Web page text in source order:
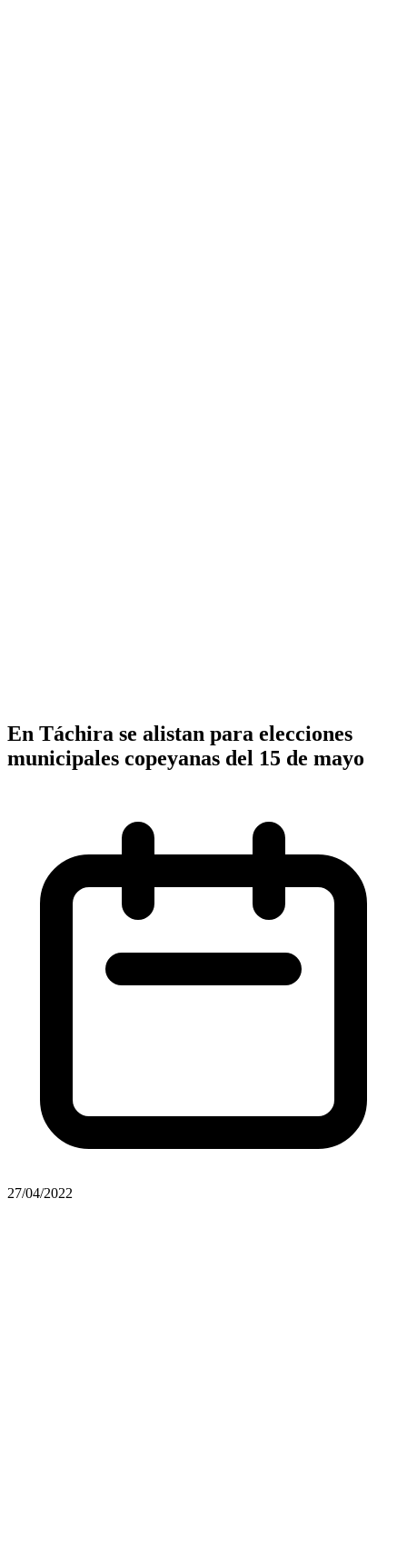
En Táchira se alistan para elecciones
municipales copeyanas del 15 de mayo
27/04/2022